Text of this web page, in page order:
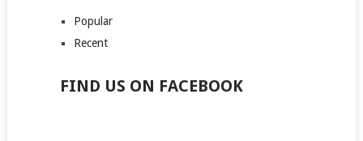
Popular
Recent
FIND US ON FACEBOOK